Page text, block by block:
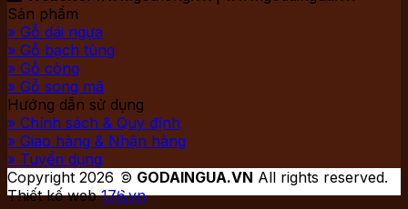
Sản phẩm
» Gỗ dái ngựa
» Gỗ bạch tùng
» Gỗ còng
» Gỗ song mã
Hướng dẫn sử dụng
» Chính sách & Quy định
» Giao hàng & Nhận hàng
» Tuyển dụng
Copyright 2026 © GODAINGUA.VN All rights reserved.
Thiết kế web176.vn